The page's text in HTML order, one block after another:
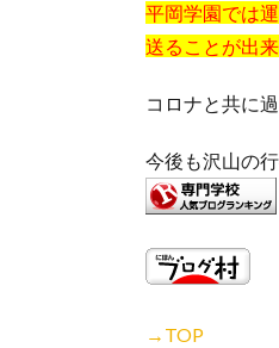
平岡学園では
送ることが出
コロナと共に
今後も沢山の
→TOP